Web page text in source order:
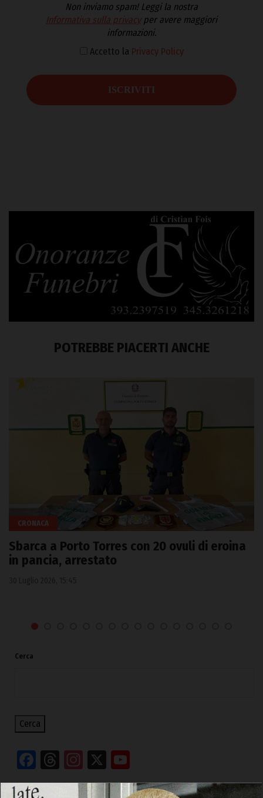
Non inviamo spam! Leggi la nostra
Informativa sulla privacyper avere maggiori
informazioni.
Accetto la Privacy Policy
POTREBBE PIACERTI ANCHE
CRONACA
Sbarca a Porto Torres con 20 ovuli di eroina
in pancia, arrestato
Cerca
Cerca
Facebook
Threads
Instagram
X